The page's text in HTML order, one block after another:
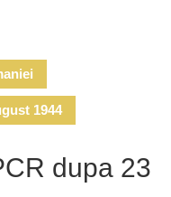
1944
dupa 23